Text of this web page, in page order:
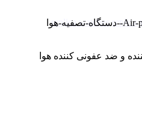
replica watches replica